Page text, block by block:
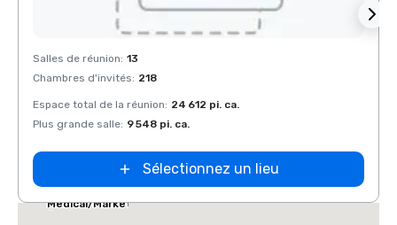
Removed from favorites
Salles de réunion: 13
Chambres d'invités: 218
Espace total de la réunion: 24 612 pi. ca.
Plus grande salle: 9 548 pi. ca.
Sélectionnez un lieu
Medical/Market